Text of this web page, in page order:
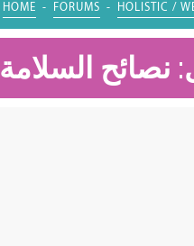
HOME FORUMS HOLISTIC /
نصائح السلامة